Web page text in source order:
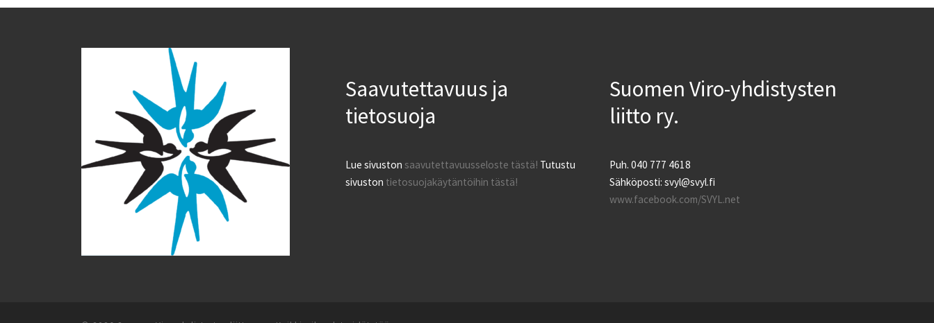
Saavutettavuus ja
tietosuoja
Lue sivuston saavutettavuusseloste tästä! Tutustu
sivuston tietosuojakäytäntöihin tästä!
Suomen Viro-yhdistysten
liitto ry.
Puh. 040 777 4618
Sähköposti: svyl@svyl.fi
www.facebook.com/SVYL.net